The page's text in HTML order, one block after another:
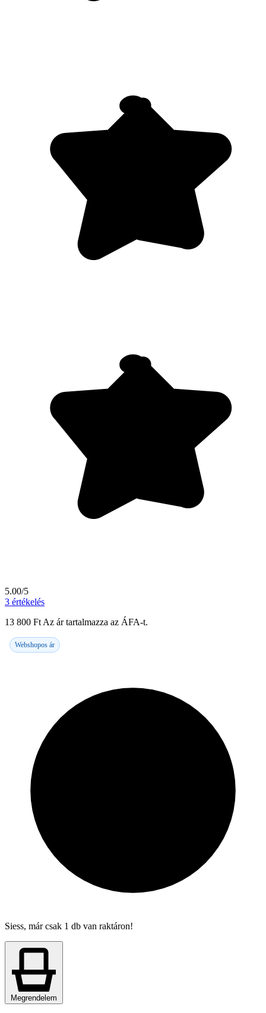
5.00/5
3 értékelés
13 800 Ft Az ár tartalmazza az ÁFA-t.
Webshopos ár
Siess, már csak 1 db van raktáron!
Megrendelem